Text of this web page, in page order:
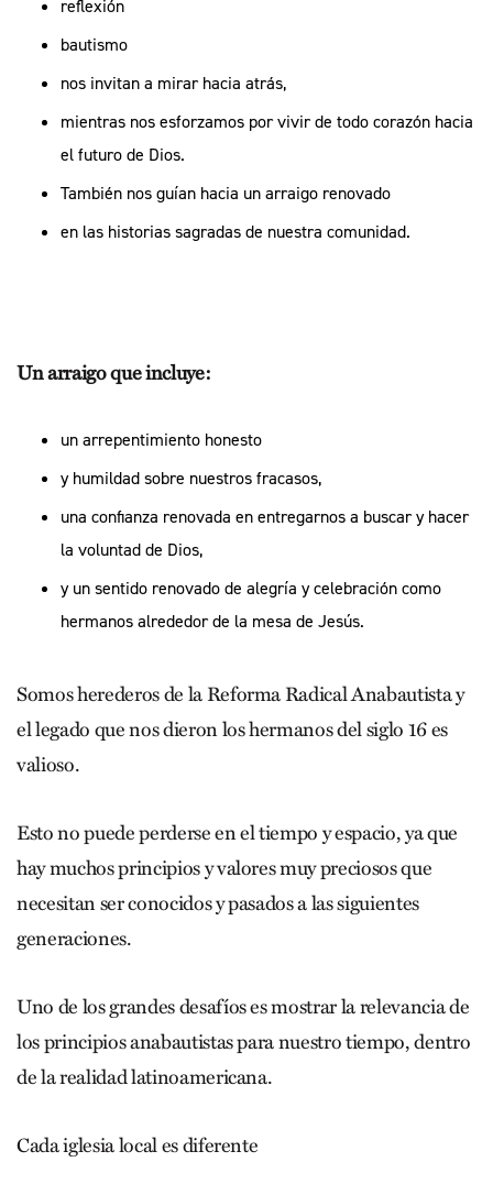
reflexión
bautismo
nos invitan a mirar hacia atrás,
mientras nos esforzamos por vivir de todo corazón hacia
el futuro de Dios.
También nos guían hacia un arraigo renovado
en las historias sagradas de nuestra comunidad.
Un arraigo que incluye:
un arrepentimiento honesto
y humildad sobre nuestros fracasos,
una confianza renovada en entregarnos a buscar y hacer
la voluntad de Dios,
y un sentido renovado de alegría y celebración como
hermanos alrededor de la mesa de Jesús.
Somos herederos de la Reforma Radical Anabautista y
el legado que nos dieron los hermanos del siglo 16 es
valioso.
Esto no puede perderse en el tiempo y espacio, ya que
hay muchos principios y valores muy preciosos que
necesitan ser conocidos y pasados a las siguientes
generaciones.
Uno de los grandes desafíos es mostrar la relevancia de
los principios anabautistas para nuestro tiempo, dentro
de la realidad latinoamericana.
Cada iglesia local es diferente